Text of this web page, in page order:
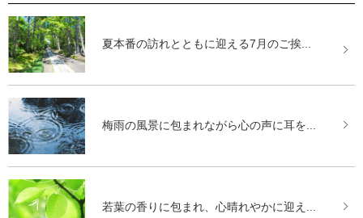
夏本番の訪れとともに迎える7月のご挨...
梅雨の風景に包まれながら心の声に耳を...
若葉の香りに包まれ、心晴れやかに迎え...